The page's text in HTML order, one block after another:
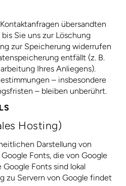
übersandten
Sie uns zur Löschung
zur Speicherung widerrufen
entfällt (z. B.
Ihres Anliegens).
– insbesondere
– bleiben unberührt.
Hosting)
Darstellung von
Fonts, die von Google
Fonts sind lokal
zu Servern von Google findet